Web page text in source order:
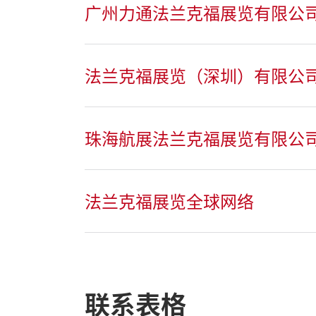
广州力通法兰克福展览有限公
法兰克福展览（深圳）有限公
珠海航展法兰克福展览有限公
法兰克福展览全球网络
联系表格